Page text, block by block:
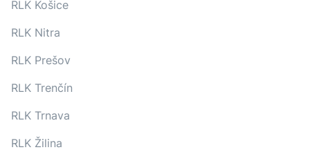
RLK Košice
RLK Nitra
RLK Prešov
RLK Trenčín
RLK Trnava
RLK Žilina